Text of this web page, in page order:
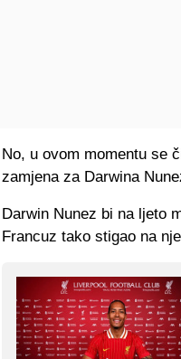
No, u ovom momentu se
zamjena za Darwina
Darwin Nunez bi na ljeto
Francuz tako stigao na